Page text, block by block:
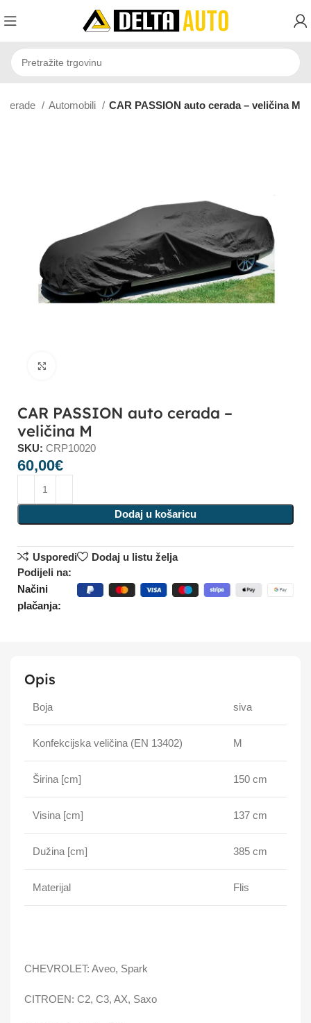
Cerade Automobili CAR PASSION auto cerada – veličina M
CAR PASSION auto cerada –
veličina M
SKU:CRP10020
60,00€
Dodaj u košaricu
Usporedi
Dodaj u listu želja
Podijeli na:
Načini
plačanja:
Opis
Boja siva
Konfekcijska veličina (EN 13402) M
Širina [cm] 150 cm
Visina [cm] 137 cm
Dužina [cm] 385 cm
Materijal Flis
CHEVROLET: Aveo, Spark
CITROEN: C2, C3, AX, Saxo